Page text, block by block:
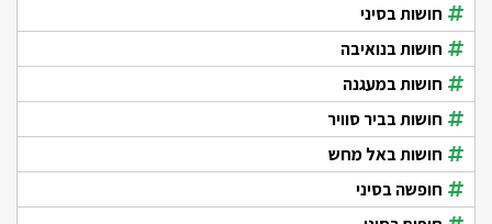
חושות בסיני
חושות בנואיבה
חושות במעגנה
חושות בביר סוויר
חושות באל מחש
חופשה בסיני